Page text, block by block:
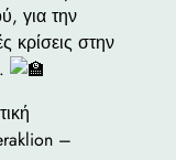
για την
κρίσεις στην
–